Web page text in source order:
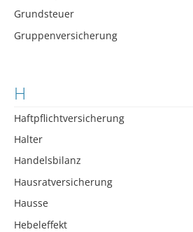
Grundsteuer
Gruppenversicherung
H
Haftpflichtversicherung
Halter
Handelsbilanz
Hausratversicherung
Hausse
Hebeleffekt